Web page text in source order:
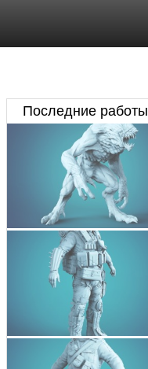
Последние работы